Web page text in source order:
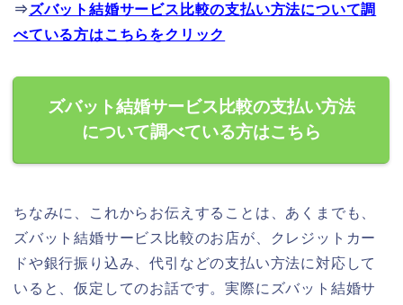
⇒ ズバット結婚サービス比較の支払い方法について調
べている方はこちらをクリック
ズバット結婚サービス比較の支払い方法
について調べている方はこちら
ちなみに、これからお伝えすることは、あくまでも、
ズバット結婚サービス比較のお店が、クレジットカー
ドや銀行振り込み、代引などの支払い方法に対応して
いると、仮定してのお話です。実際にズバット結婚サ